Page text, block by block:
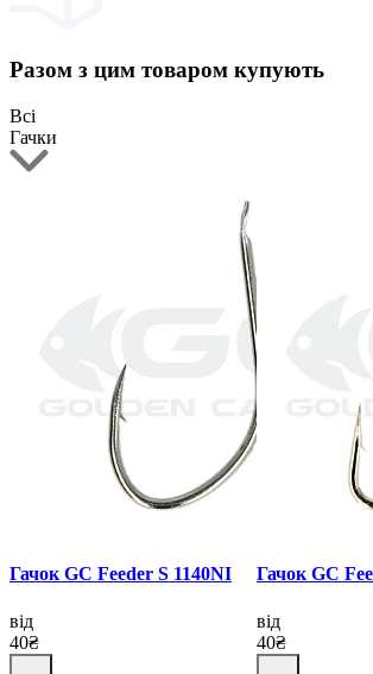
Разом з цим товаром купують
Всі
Гачки
Гачок GC Feeder S 1140NI
від
40₴
Гачок GC
від
40₴